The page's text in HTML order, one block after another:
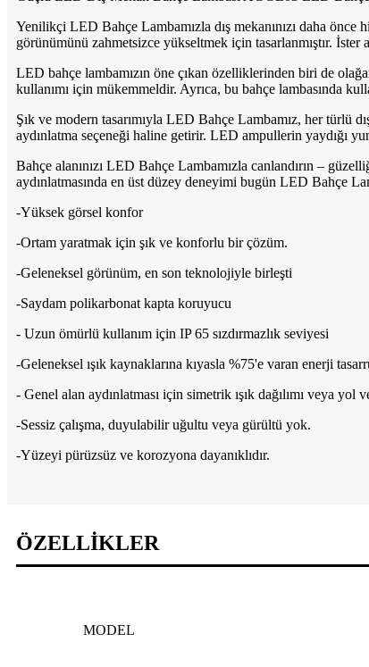
Yenilikçi LED Bahçe Lambamızla dış mekanınızı daha
görünümünü zahmetsizce yükseltmek için tasarlanmıştır.
LED bahçe lambamızın öne çıkan özelliklerinden biri de
kullanımı için mükemmeldir. Ayrıca, bu bahçe lambasında
Şık ve modern tasarımıyla LED Bahçe Lambamız, her türlü
aydınlatma seçeneği haline getirir. LED ampullerin yaydığı
Bahçe alanınızı LED Bahçe Lambamızla canlandırın –
aydınlatmasında en üst düzey deneyimi bugün LED Bahçe
-Yüksek görsel konfor
-Ortam yaratmak için şık ve konforlu bir çözüm.
-Geleneksel görünüm, en son teknolojiyle birleşti
-Saydam polikarbonat kapta koruyucu
- Uzun ömürlü kullanım için IP 65 sızdırmazlık seviyesi
-Geleneksel ışık kaynaklarına kıyasla %75'e varan enerji
- Genel alan aydınlatması için simetrik ışık dağılımı veya yol
-Sessiz çalışma, duyulabilir uğultu veya gürültü yok.
-Yüzeyi pürüzsüz ve korozyona dayanıklıdır.
ÖZELLİKLER
MODEL